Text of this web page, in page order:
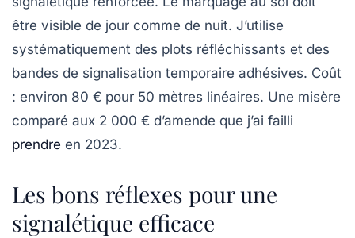
être visible de jour comme de nuit. J’utilise
systématiquement des plots réfléchissants et des
bandes de signalisation temporaire adhésives. Coût
: environ 80 € pour 50 mètres linéaires. Une misère
comparé aux 2 000 € d’amende que j’ai failli
prendre en 2023.
Les bons réflexes pour une
signalétique efficace